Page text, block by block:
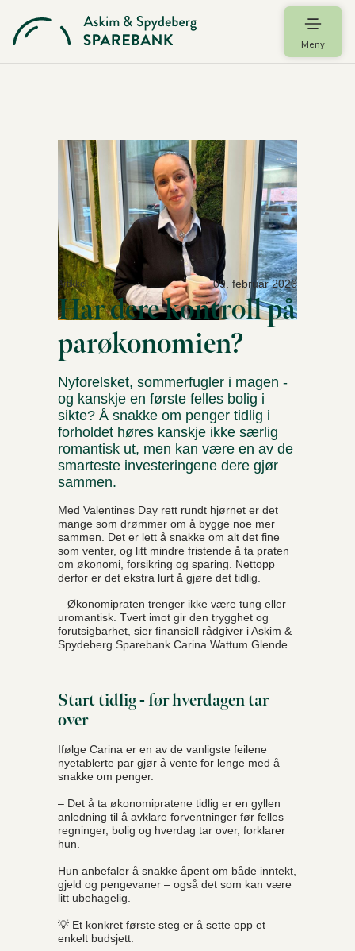
Meny
Artikkel
Har dere kontroll på
parøkonomien?
09. februar 2026
Nyforelsket, sommerfugler i magen -
og kanskje en første felles bolig i
sikte? Å snakke om penger tidlig i
forholdet høres kanskje ikke særlig
romantisk ut, men kan være en av de
smarteste investeringene dere gjør
sammen.
Med Valentines Day rett rundt hjørnet er det
mange som drømmer om å bygge noe mer
sammen. Det er lett å snakke om alt det fine
som venter, og litt mindre fristende å ta praten
om økonomi, forsikring og sparing. Nettopp
derfor er det ekstra lurt å gjøre det tidlig.
– Økonomipraten trenger ikke være tung eller
uromantisk. Tvert imot gir den trygghet og
forutsigbarhet, sier finansiell rådgiver i Askim &
Spydeberg Sparebank Carina Wattum Glende.
Start tidlig - før hverdagen tar
over
Ifølge Carina er en av de vanligste feilene
nyetablerte par gjør å vente for lenge med å
snakke om penger.
– Det å ta økonomipratene tidlig er en gyllen
anledning til å avklare forventninger før felles
regninger, bolig og hverdag tar over, forklarer
hun.
Hun anbefaler å snakke åpent om både inntekt,
gjeld og pengevaner – også det som kan være
litt ubehagelig.
💡 Et konkret første steg er å sette opp et
enkelt budsjett.